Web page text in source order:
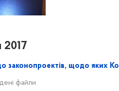
2017
законопроектів, щодо яких
файли